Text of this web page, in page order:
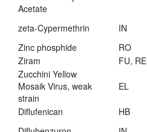
Acetate
zeta-Cypermethrin IN
Zinc phosphide
RO
Ziram
FU, RE
Zucchini Yellow
Mosaik Virus, weak
strain
EL
Diflufenican HB